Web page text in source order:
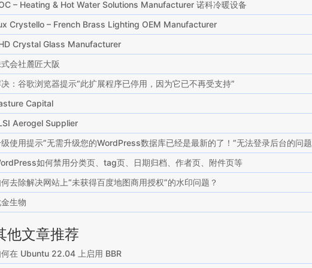
– Heating & Hot Water Solutions Manufacturer 诺科冷暖设备
Crystello – French Brass Lighting OEM Manufacturer
Crystal Glass Manufacturer
会社麓匠大阪
：谷歌浏览器提示“此扩展程序已停用，因为它已不再受支持”
Capital
Aerogel Supplier
级使用提示”无需升级您的WordPress数据库已经是最新的了！”无法登录后台的问题
如何禁用分类页、tag页、日期归档、作者页、附件页等
去除解决网站上“未获得百度地图商用授权”的水印问题？
生物
他文章推荐
在 Ubuntu 22.04 上启用 BBR